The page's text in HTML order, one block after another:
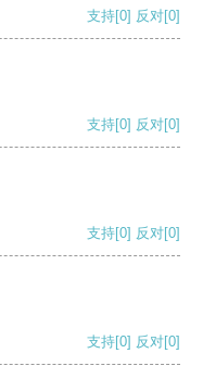
支持[0] 反对[0]
支持[0] 反对[0]
支持[0] 反对[0]
支持[0] 反对[0]